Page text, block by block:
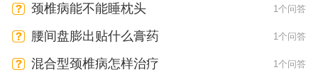
颈椎病能不能睡枕头 1个问答
腰间盘膨出贴什么膏药 1个问答
混合型颈椎病怎样治疗 1个问答